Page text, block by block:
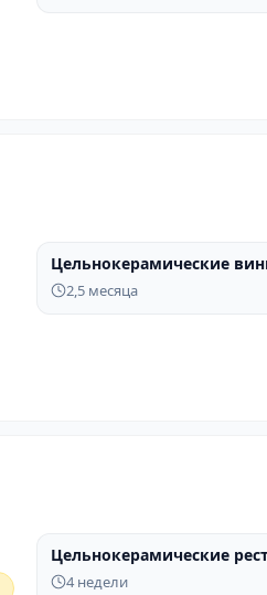
ДО
Цельнокерамические
2,5 месяца
ДО
Цельнокерамические
4 недели